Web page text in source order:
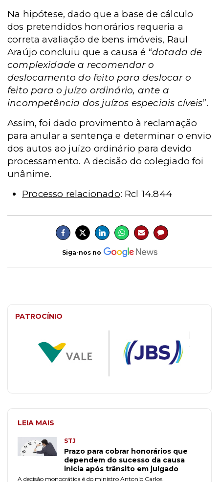
Na hipótese, dado que a base de cálculo
dos pretendidos honorários requeria a
correta avaliação de bens imóveis, Raul
Araújo concluiu que a causa é “dotada de
complexidade a recomendar o
deslocamento do feito para deslocar o
feito para o juízo ordinário, ante a
incompetência dos juízos especiais cíveis”.
Assim, foi dado provimento à reclamação
para anular a sentença e determinar o envio
dos autos ao juízo ordinário para devido
processamento. A decisão do colegiado foi
unânime.
Processo relacionado: Rcl 14.844
Siga-nos no
PATROCÍNIO
LEIA MAIS
STJ
Prazo para cobrar honorários que
dependem do sucesso da causa
inicia após trânsito em julgado
A decisão monocrática é do ministro Antonio Carlos.